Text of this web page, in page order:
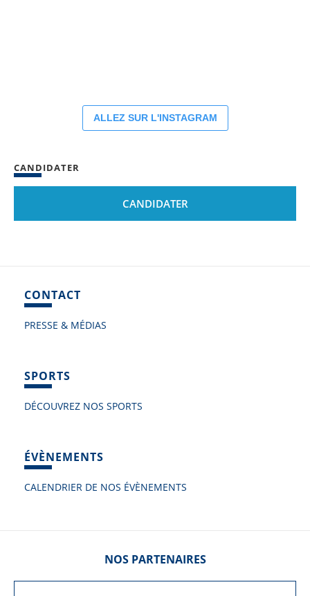
ALLEZ SUR L'INSTAGRAM
CANDIDATER
CANDIDATER
CONTACT
PRESSE & MÉDIAS
SPORTS
DÉCOUVREZ NOS SPORTS
ÉVÈNEMENTS
CALENDRIER DE NOS ÉVÈNEMENTS
NOS PARTENAIRES